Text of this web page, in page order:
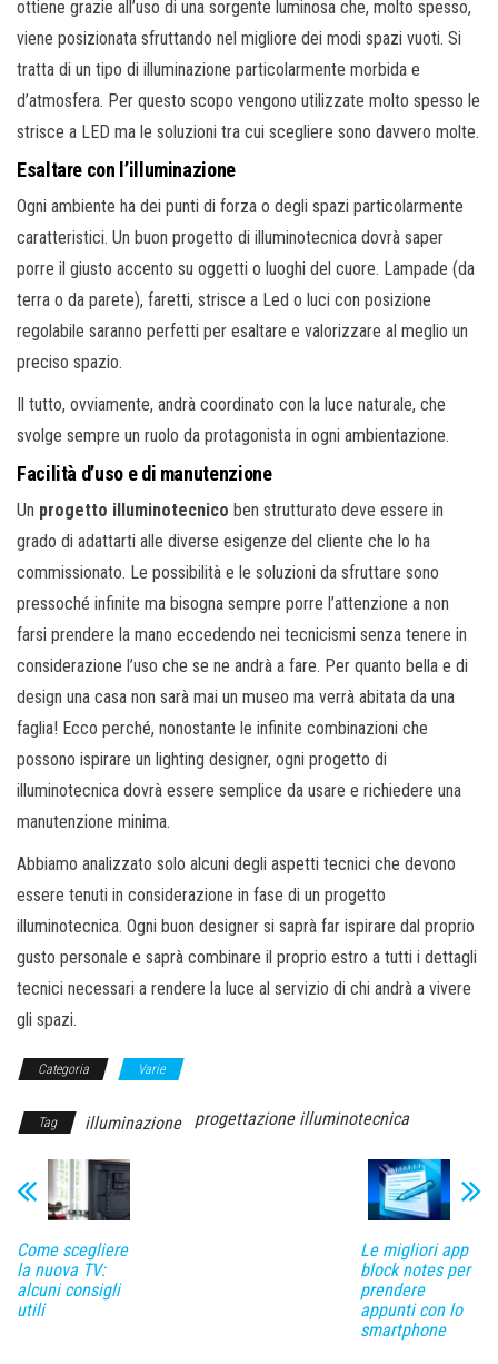
ottiene grazie all’uso di una sorgente luminosa che, molto spesso,
viene posizionata sfruttando nel migliore dei modi spazi vuoti. Si
tratta di un tipo di illuminazione particolarmente morbida e
d’atmosfera. Per questo scopo vengono utilizzate molto spesso le
strisce a LED ma le soluzioni tra cui scegliere sono davvero molte.
Esaltare con l’illuminazione
Ogni ambiente ha dei punti di forza o degli spazi particolarmente
caratteristici. Un buon progetto di illuminotecnica dovrà saper
porre il giusto accento su oggetti o luoghi del cuore. Lampade (da
terra o da parete), faretti, strisce a Led o luci con posizione
regolabile saranno perfetti per esaltare e valorizzare al meglio un
preciso spazio.
Il tutto, ovviamente, andrà coordinato con la luce naturale, che
svolge sempre un ruolo da protagonista in ogni ambientazione.
Facilità d’uso e di manutenzione
Un progetto illuminotecnico ben strutturato deve essere in
grado di adattarti alle diverse esigenze del cliente che lo ha
commissionato. Le possibilità e le soluzioni da sfruttare sono
pressoché infinite ma bisogna sempre porre l’attenzione a non
farsi prendere la mano eccedendo nei tecnicismi senza tenere in
considerazione l’uso che se ne andrà a fare. Per quanto bella e di
design una casa non sarà mai un museo ma verrà abitata da una
faglia! Ecco perché, nonostante le infinite combinazioni che
possono ispirare un lighting designer, ogni progetto di
illuminotecnica dovrà essere semplice da usare e richiedere una
manutenzione minima.
Abbiamo analizzato solo alcuni degli aspetti tecnici che devono
essere tenuti in considerazione in fase di un progetto
illuminotecnica. Ogni buon designer si saprà far ispirare dal proprio
gusto personale e saprà combinare il proprio estro a tutti i dettagli
tecnici necessari a rendere la luce al servizio di chi andrà a vivere
gli spazi.
Categoria Varie
Tag illuminazione progettazione illuminotecnica
Come scegliere
la nuova TV:
alcuni consigli
utili
Le migliori app
block notes per
prendere
appunti con lo
smartphone